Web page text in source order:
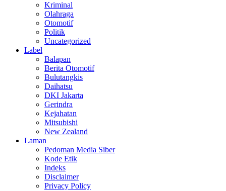
Kriminal
Olahraga
Otomotif
Politik
Uncategorized
Label
Balapan
Berita Otomotif
Bulutangkis
Daihatsu
DKI Jakarta
Gerindra
Kejahatan
Mitsubishi
New Zealand
Laman
Pedoman Media Siber
Kode Etik
Indeks
Disclaimer
Privacy Policy